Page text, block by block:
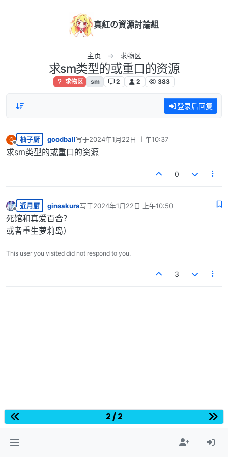
真紅の資源討論組
主页 求物区
求sm类型的或重口的资源
求物区 sm 2 2 383
登录后回复
G
离线
柚子厨 goodball写于2024年1月22日 上午10:37
最后由 编辑
求sm类型的或重口的资源
0
离线
近月厨 ginsakura写于2024年1月22日 上午10:50
最后由 编辑
死馆和真爱百合？
或者重生萝莉岛）
This user you visited did not respond to you.
3
2 / 2